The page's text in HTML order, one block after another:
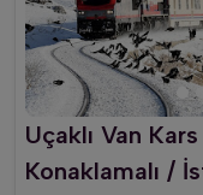
Uçaklı Van
Konaklamalı /